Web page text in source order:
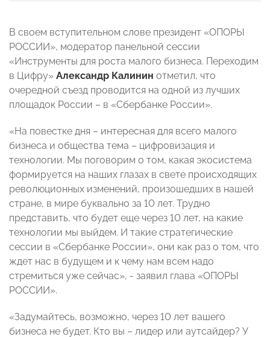
В своем вступительном слове президент «ОПОРЫ
РОССИИ», модератор панельной сессии
«Инструменты для роста малого бизнеса. Переходим
в Цифру» Александр Калинин отметил, что
очередной съезд проводится на одной из лучших
площадок России – в «Сбербанке России».
«На повестке дня – интересная для всего малого
бизнеса и общества тема – цифровизация и
технологии. Мы поговорим о том, какая экосистема
формируется на наших глазах в свете происходящих
революционных изменений, произошедших в нашей
стране, в мире буквально за 10 лет. Трудно
представить, что будет еще через 10 лет, на какие
технологии мы выйдем. И такие стратегические
сессии в «Сбербанке России», они как раз о том, что
ждет нас в будущем и к чему нам всем надо
стремиться уже сейчас», - заявил глава «ОПОРЫ
РОССИИ».
«Задумайтесь, возможно, через 10 лет вашего
бизнеса не будет. Кто вы – лидер или аутсайдер? У